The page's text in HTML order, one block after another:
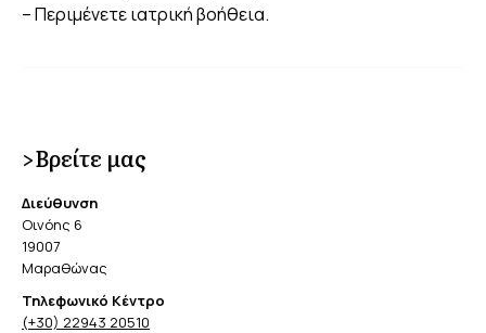
– Περιμένετε ιατρική βοήθεια.
>Βρείτε μας
Διεύθυνση
Οινόης 6
19007
Μαραθώνας
Τηλεφωνικό Κέντρο
(+30) 22943 20510